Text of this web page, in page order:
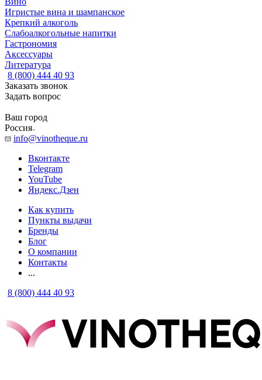
Игристые вина и шампанское
Крепкий алкоголь
Слабоалкогольные напитки
Гастрономия
Аксессуары
Литература
8 (800) 444 40 93
Заказать звонок
Задать вопрос
Ваш город
Россия
info@vinotheque.ru
Вконтакте
Telegram
YouTube
Яндекс.Дзен
Как купить
Пункты выдачи
Бренды
Блог
О компании
Контакты
...
8 (800) 444 40 93